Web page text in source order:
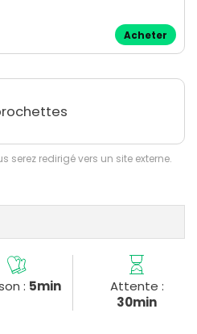
Acheter
serez redirigé vers un site externe.
: 5min
Attente :
30min